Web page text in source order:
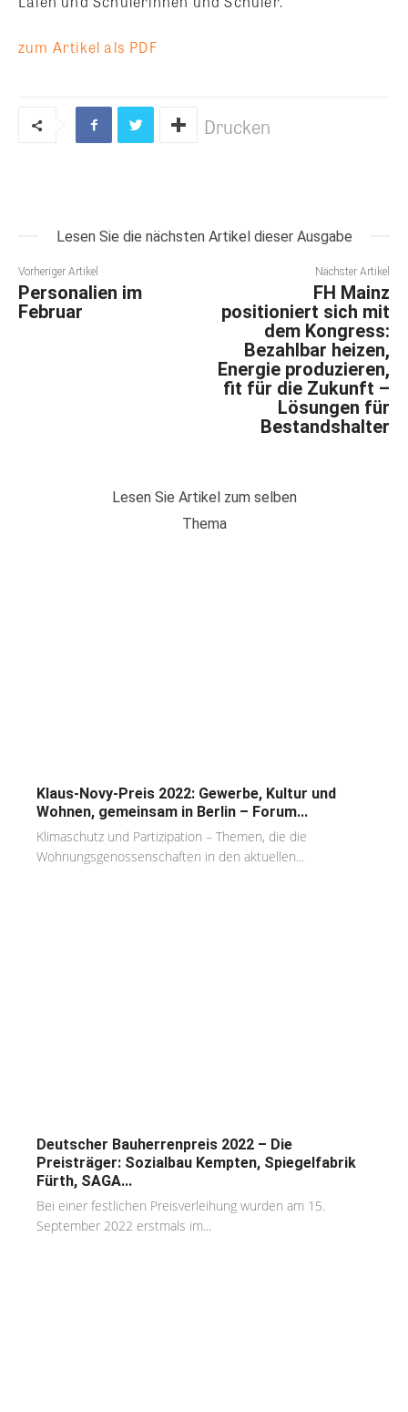
zum Artikel als PDF
Drucken
Lesen Sie die nächsten Artikel dieser Ausgabe
Vorheriger Artikel
Personalien im
Februar
Nächster Artikel
FH Mainz
positioniert sich mit
dem Kongress:
Bezahlbar heizen,
Energie produzieren,
fit für die Zukunft –
Lösungen für
Bestandshalter
Lesen Sie Artikel zum selben
Thema
Klaus-Novy-Preis 2022: Gewerbe, Kultur und
Wohnen, gemeinsam in Berlin – Forum...
Klimaschutz und Partizipation – Themen, die die
Wohnungsgenossenschaften in den aktuellen...
Deutscher Bauherrenpreis 2022 – Die
Preisträger: Sozialbau Kempten, Spiegelfabrik
Fürth, SAGA...
Bei einer festlichen Preisverleihung wurden am 15.
September 2022 erstmals im...